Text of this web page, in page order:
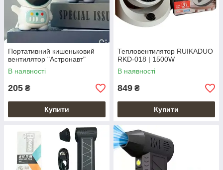
Портативний кишеньковий
вентилятор "Астронавт"
В наявності
205 ₴
Купити
Тепловентилятор RUIKADUO
RKD-018 | 1500W
В наявності
849 ₴
Купити